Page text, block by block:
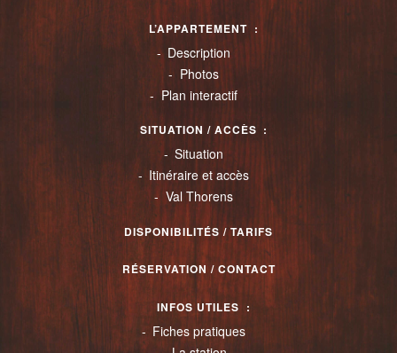
L’APPARTEMENT
Description
Photos
Plan interactif
SITUATION / ACCÈS
Situation
Itinéraire et accès
Val Thorens
DISPONIBILITÉS / TARIFS
RÉSERVATION / CONTACT
INFOS UTILES
Fiches pratiques